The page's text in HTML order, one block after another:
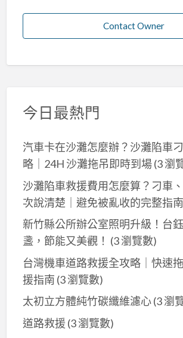
Contact Owner
今日最熱門
汽車卡在沙灘怎麼辦？沙灘陷車
略｜24H 沙灘拖吊即時到場(3 瀏
沙灘陷車救援費用怎麼算？刁車
次說清楚｜避免被亂收的完整指南
新竹縣公所辦公室照明升級！台
盞，節能又美觀！ (3 瀏覽數)
台灣機車道路救援全攻略｜快速
援指南 (3 瀏覽數)
太初立方體純竹碳纖維濾心(3 瀏
道路救援(3 瀏覽數)